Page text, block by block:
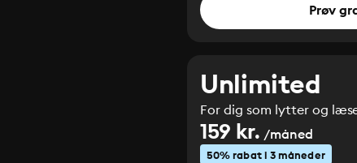
Prøv
Unlimited
For dig som lytter og
159 kr. /måned
50% rabat i 3 måneder